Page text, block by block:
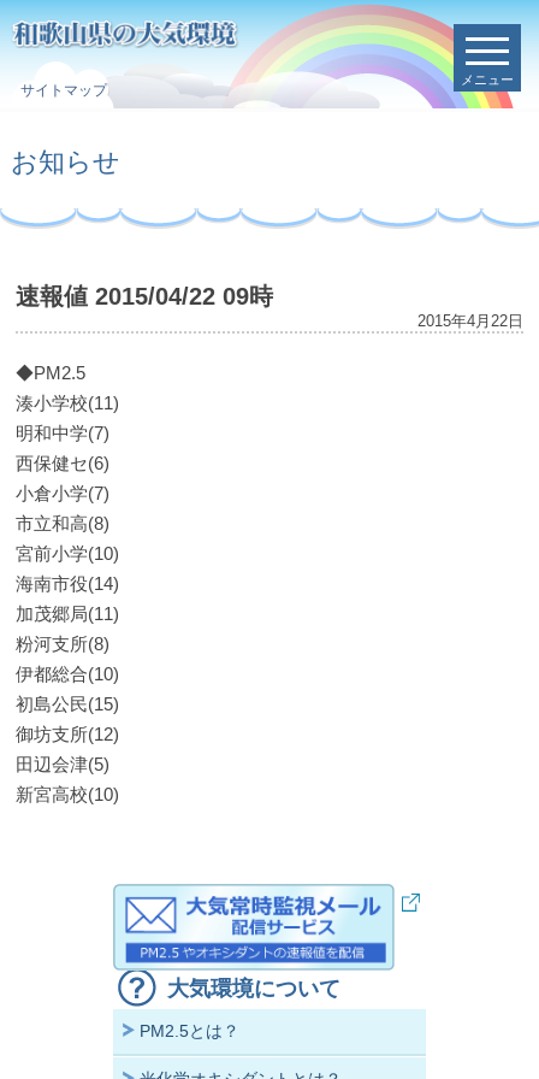
サイトマップ
メニュー
お知らせ
速報値 2015/04/22 09時
2015年4月22日
◆PM2.5
湊小学校(11)
明和中学(7)
西保健セ(6)
小倉小学(7)
市立和高(8)
宮前小学(10)
海南市役(14)
加茂郷局(11)
粉河支所(8)
伊都総合(10)
初島公民(15)
御坊支所(12)
田辺会津(5)
新宮高校(10)
大気環境について
PM2.5とは？